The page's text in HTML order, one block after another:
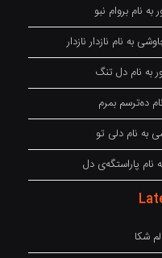
نام بروام نبو
نام نازدار نازدار
به نام دل تنگ
دەترسم بمرم
به نام دلی تو
نام پاراستگەی دل
شکا